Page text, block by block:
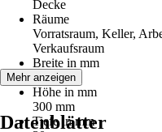
Decke
Räume
Vorratsraum, Keller,
Verkaufsraum
Breite in mm
30 mm
Höhe in mm
300 mm
Tiefe in mm
Mehr anzeigen
Datenblätter